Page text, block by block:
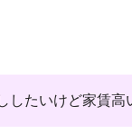
したいけど家賃高